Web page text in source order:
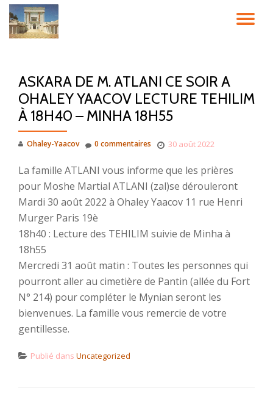
Aller
ASKARA DE M. ATLANI CE SOIR A
OHALEY YAACOV LECTURE TEHILIM
À 18H40 – MINHA 18H55
Ohaley-Yaacov 30 août 2022
0 commentaires
La famille ATLANI vous informe que les prières
pour Moshe Martial ATLANI (zal)se dérouleront
Mardi 30 août 2022 à Ohaley Yaacov 11 rue Henri
Murger Paris 19è
18h40 : Lecture des TEHILIM suivie de Minha à
18h55
Mercredi 31 août matin : Toutes les personnes qui
pourront aller au cimetière de Pantin (allée du Fort
N° 214) pour compléter le Mynian seront les
bienvenues. La famille vous remercie de votre
gentillesse.
Publié dans Uncategorized